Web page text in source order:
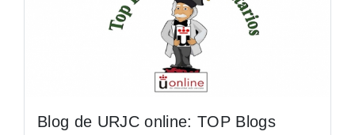
Blog de URJC online: TOP Blogs